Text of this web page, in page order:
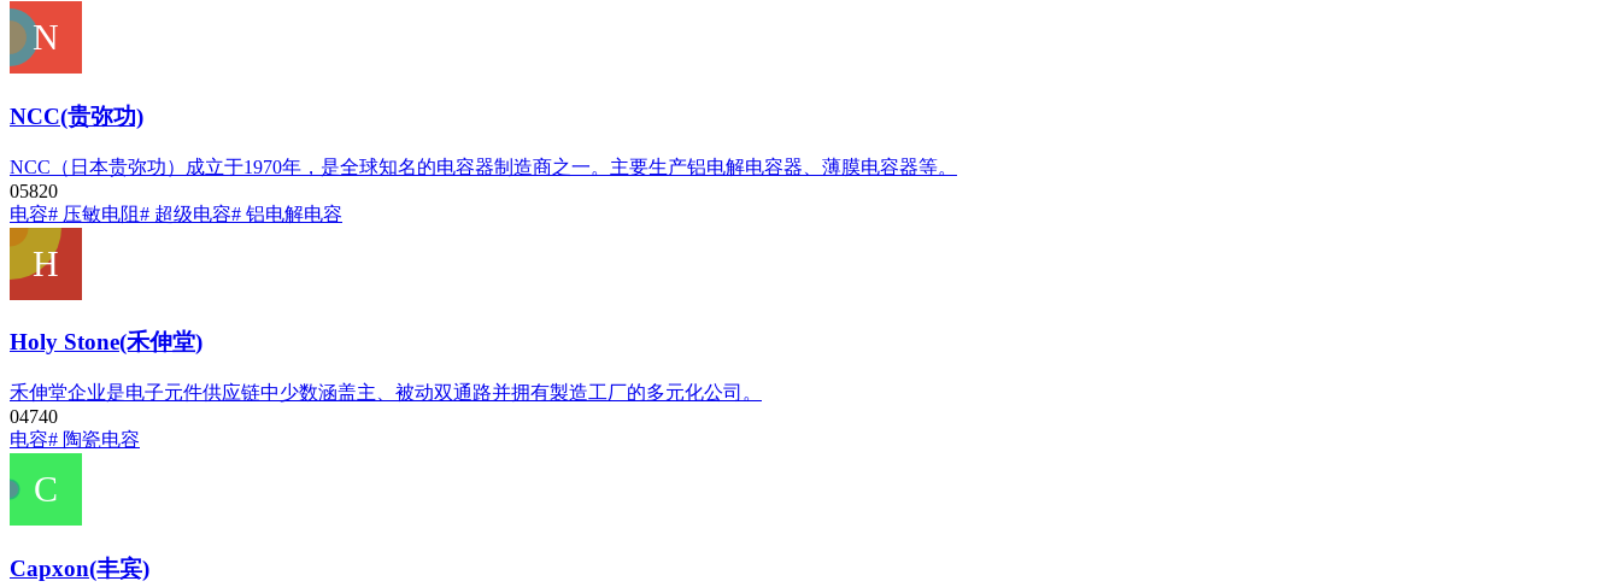
NCC(贵弥功)
NCC（日本贵弥功）成立于1970年，是全球知名的电容器制造商之一。主要生产铝电解电容器、薄膜电容器等。
05820
电容# 压敏电阻# 超级电容# 铝电解电容
Holy Stone(禾伸堂)
禾伸堂企业是电子元件供应链中少数涵盖主、被动双通路并拥有製造工厂的多元化公司。
04740
电容# 陶瓷电容
Capxon(丰宾)